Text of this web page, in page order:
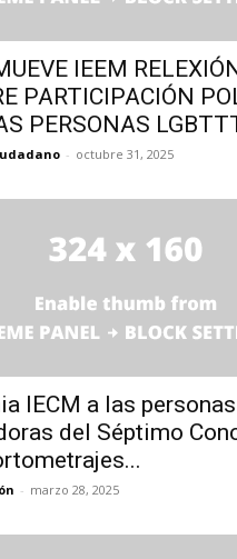
IEEM
PARTICIPACIÓN
PERSONAS
- octubre 31, 2025
IECM a las personas
del Séptimo
- marzo 28, 2025